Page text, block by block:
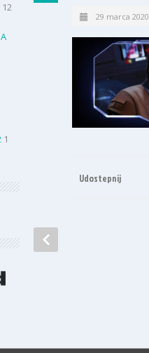
29 marca 2020
Udostepnij
12
1